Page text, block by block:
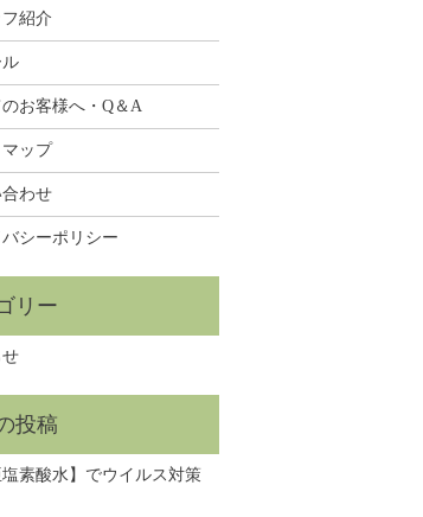
紹介
ル
お客様へ・Q＆A
ップ
わせ
シーポリシー
塩素酸水】でウイルス対策